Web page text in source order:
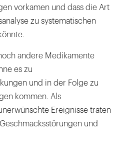
vorkamen und dass die Art
zu systematischen
andere Medikamente
es zu
und in der Folge zu
kommen. Als
Ereignisse traten
und